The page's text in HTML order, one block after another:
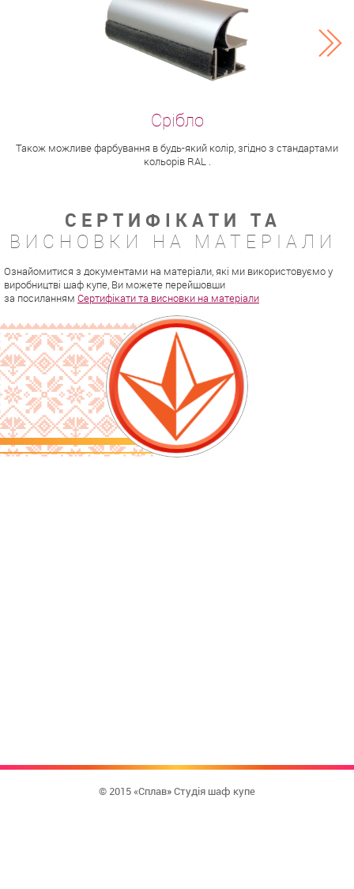
Також можливе фарбування в будь-який колір, згідно з стандартами
кольорів RAL .
СЕРТИФІКАТИ ТА
ВИСНОВКИ НА МАТЕРІАЛИ
Ознайомитися з документами на матеріали, які ми використовуємо у
виробництві шаф купе, Ви можете перейшовши
за посиланням Сертифікати та висновки на матеріали
© 2015 «Сплав» Студія шаф купе